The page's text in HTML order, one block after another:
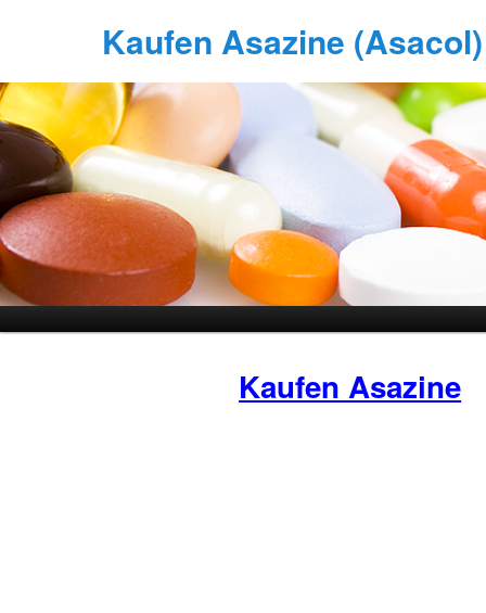
Kaufen Asazine
Kaufen Asazine